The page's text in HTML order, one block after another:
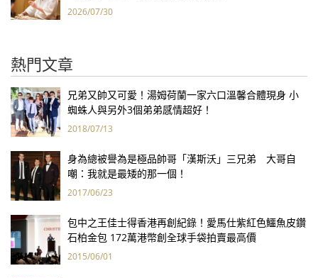
2026/07/30
熱門文章
兄弟又帥又可愛！湯姆荷蘭一家六口溫馨合體現身 小
蜘蛛人與另外3個弟弟感情超好！
2018/07/13
身為總被譽為是極品帥哥「漢斯沃」三兄弟 大哥自
嘲：我就是最矮的那一個！
2017/06/23
包中之王佳士得香港再創紀錄！愛馬仕紫紅色鱷魚皮鑽
石柏金包 172萬港幣創全球手袋拍賣最高價
2015/06/01